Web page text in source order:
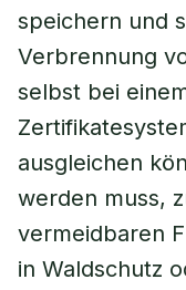
speichern und
Verbrennung
selbst bei
ausgleichen
werden muss,
vermeidbaren
in Waldschutz